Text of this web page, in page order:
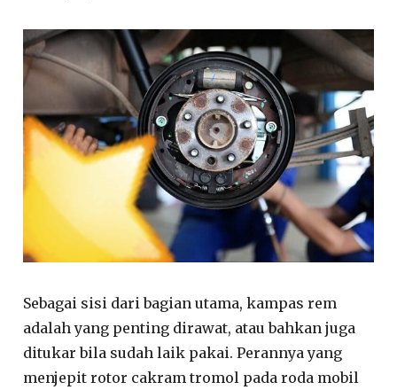
Sebagai sisi dari bagian utama, kampas rem
adalah yang penting dirawat, atau bahkan juga
ditukar bila sudah laik pakai. Perannya yang
menjepit rotor cakram tromol pada roda mobil